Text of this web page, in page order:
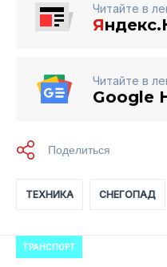
Читайте в
Я
Читайте в
Google
ТЕХНИКА СНЕГОПАД
ТРАНСПОРТ